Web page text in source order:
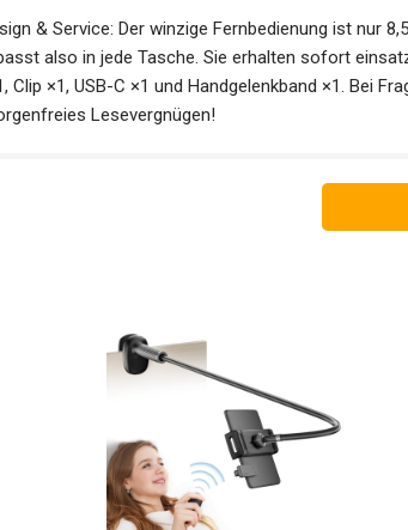
& Service: Der winzige Fernbedienung ist nur
also in jede Tasche. Sie erhalten sofort
Clip ×1, USB-C ×1 und Handgelenkband ×1. Bei
Lesevergnügen!